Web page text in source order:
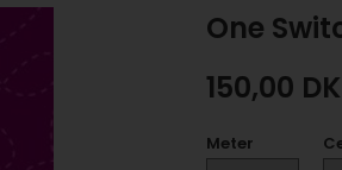
One
150,00
Meter